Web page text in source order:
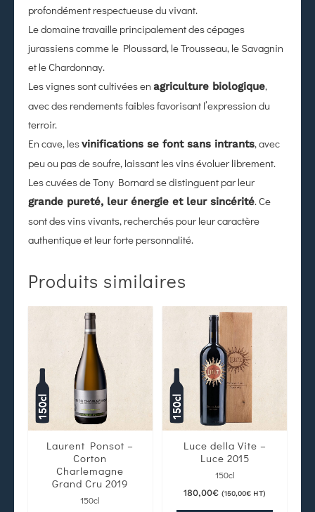
profondément respectueuse du vivant.
Le domaine travaille principalement des cépages
jurassiens comme le Ploussard, le Trousseau, le Savagnin
et le Chardonnay.
Les vignes sont cultivées en agriculture biologique,
avec des rendements faibles favorisant l’expression du
terroir.
En cave, lesvinifications se font sans intrants, avec
peu ou pas de soufre, laissant les vins évoluer librement.
Les cuvées de Tony Bornard se distinguent par leur
grande pureté, leur énergie et leur sincérité. Ce
sont des vins vivants, recherchés pour leur caractère
authentique et leur forte personnalité.
Produits similaires
Laurent Ponsot –
Corton
Charlemagne
Grand Cru 2019
150cl
Luce della Vite –
Luce 2015
150cl
180,00€ (150,00€ HT)